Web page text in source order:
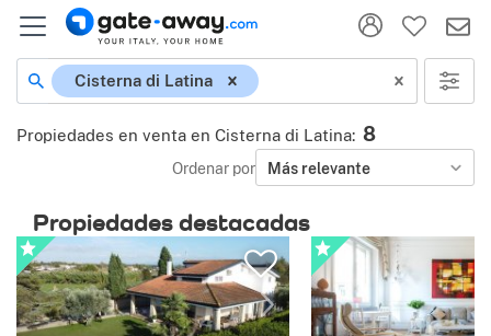
Cisterna di Latina
Propiedades en venta en Cisterna di Latina: 8
Ordenar por Más relevante
Propiedades destacadas